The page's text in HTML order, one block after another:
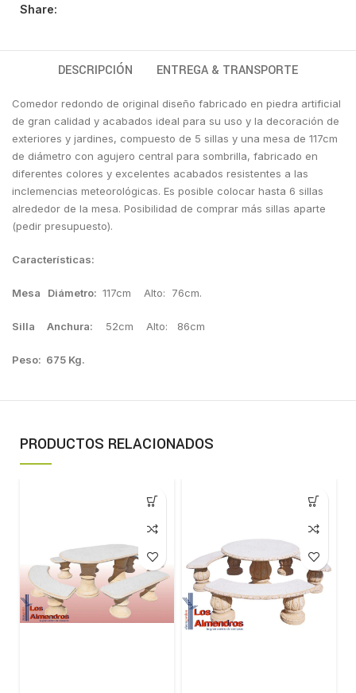
Share:
DESCRIPCIÓN ENTREGA & TRANSPORTE
Comedor redondo de original diseño fabricado en piedra artificial
de gran calidad y acabados ideal para su uso y la decoración de
exteriores y jardines, compuesto de 5 sillas y una mesa de 117cm
de diámetro con agujero central para sombrilla, fabricado en
diferentes colores y excelentes acabados resistentes a las
inclemencias meteorológicas. Es posible colocar hasta 6 sillas
alrededor de la mesa. Posibilidad de comprar más sillas aparte
(pedir presupuesto).
Características:
Mesa Diámetro: 117cm Alto: 76cm.
Silla Anchura: 52cm Alto: 86cm
Peso: 675 Kg.
PRODUCTOS RELACIONADOS